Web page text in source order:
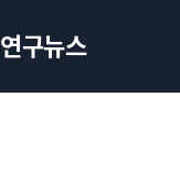
연구뉴스